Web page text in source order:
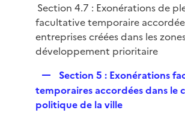
Section 4.7 : Exonérations de
facultative temporaire
entreprises créées dans les
développement prioritaire
e
p
Section 5 : Exonérations
temporaires accordées dans le
politique de la ville